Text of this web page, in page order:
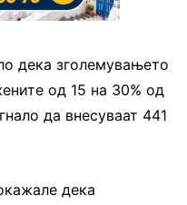
дека зголемувањето
од 15 на 30% од
да внесуваат 441
дека